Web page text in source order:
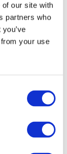
our site with
partners who
your use